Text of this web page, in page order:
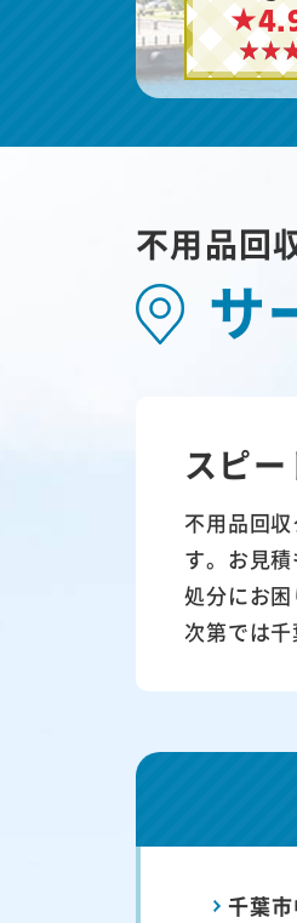
不用品回
サ
スピー
不用品回
す。お見
処分にお
次第では
千葉